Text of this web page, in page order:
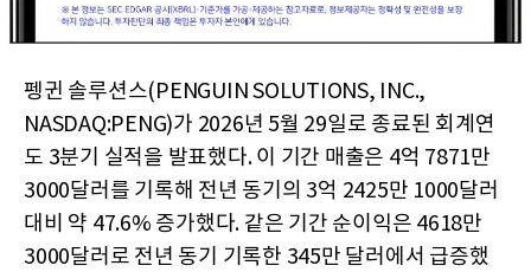
펭귄 솔루션스(PENGUIN SOLUTIONS, INC.,
NASDAQ:PENG)가 2026년 5월 29일로 종료된 회계연
도 3분기 실적을 발표했다. 이 기간 매출은 4억 7871만
3000달러를 기록해 전년 동기의 3억 2425만 1000달러
대비 약 47.6% 증가했다. 같은 기간 순이익은 4618만
3000달러로 전년 동기 기록한 345만 달러에서 급증했